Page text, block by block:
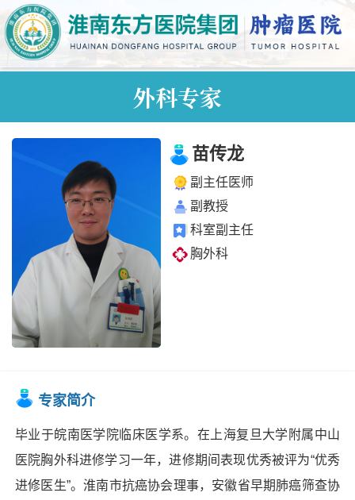
外科专家
苗传龙
副主任医师
副教授
科室副主任
胸外科
专家简介
毕业于皖南医学院临床医学系。在上海复旦大学附属中山
医院胸外科进修学习一年，进修期间表现优秀被评为“优秀
进修医生”。淮南市抗癌协会理事，安徽省早期肺癌筛查协